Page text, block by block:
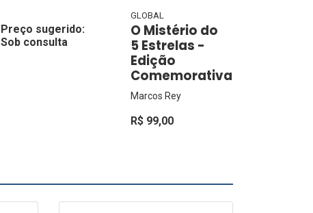
Preço sugerido:
Sob consulta
GLOBAL
O Mistério do
5 Estrelas -
Edição
Comemorativa
Marcos Rey
R$ 99,00